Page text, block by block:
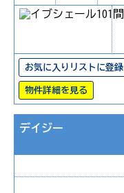
お気に入りリストに登録
物件詳細を見る
デイジー